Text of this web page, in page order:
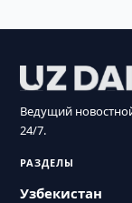
Ведущий
24/7.
РАЗДЕЛЫ
Узбекистан